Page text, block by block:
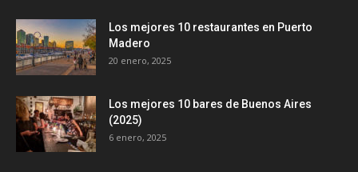
Los mejores 10 restaurantes en Puerto
Madero
20 enero, 2025
Los mejores 10 bares de Buenos Aires
(2025)
6 enero, 2025